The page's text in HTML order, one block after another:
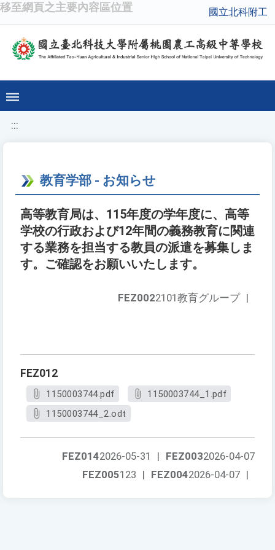
移至網頁之主要內容區位置 國立北科附工
:::
教育学部 - お知らせ
高等教育局は、115年度の学年度に、高等
学校の行政および12年間の義務教育に関連
する業務を担当する教員の派遣を募集しま
す。ご確認をお願いいたします。
FEZ0022101教育グループ |
FEZ012
1150003744.pdf
1150003744_1.pdf
1150003744_2.odt
FEZ0032026-04-07
FEZ0142026-05-31
|
FEZ0042026-04-07 |
FEZ005123 |